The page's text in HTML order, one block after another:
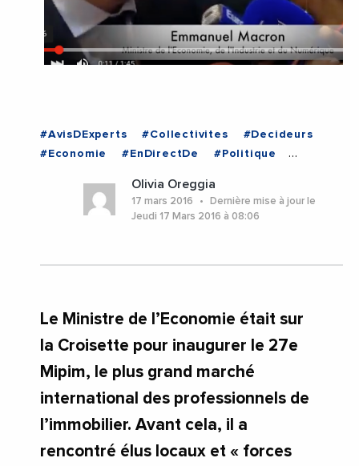
#AvisDExperts #Collectivites
#Decideurs
#Economie
#EnDirectDe
#Politique
#ProvenceAlpesCoteDAzur
Olivia Oreggia
17 mars 2016
Dernière mise à jour le
Jeudi 17 Mars 2016 à 08:06
Le Ministre de l’Economie était sur
la Croisette pour inaugurer le 27e
Mipim, le plus grand marché
international des professionnels de
l’immobilier. Avant cela, il a
rencontré élus locaux et « forces